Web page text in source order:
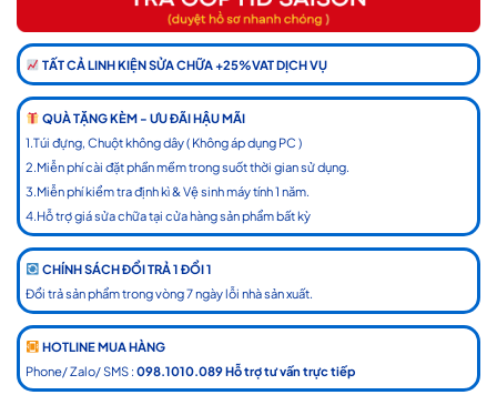
TẤT CẢ LINH KIỆN SỬA CHỮA +25%VAT DỊCH VỤ
QUÀ TẶNG KÈM - ƯU ĐÃI HẬU MÃI
1.Túi đựng, Chuột không dây ( Không áp dụng PC )
2.Miễn phí cài đặt phần mềm trong suốt thời gian sử dụng.
3.Miễn phí kiểm tra định kì & Vệ sinh máy tính 1 năm.
4.Hỗ trợ giá sửa chữa tại cửa hàng sản phẩm bất kỳ
CHÍNH SÁCH ĐỔI TRẢ 1 ĐỔI 1
Đổi trả sản phẩm trong vòng 7 ngày lỗi nhà sản xuất.
HOTLINE MUA HÀNG
Phone/ Zalo/ SMS : 098.1010.089 Hỗ trợ tư vấn trực tiếp